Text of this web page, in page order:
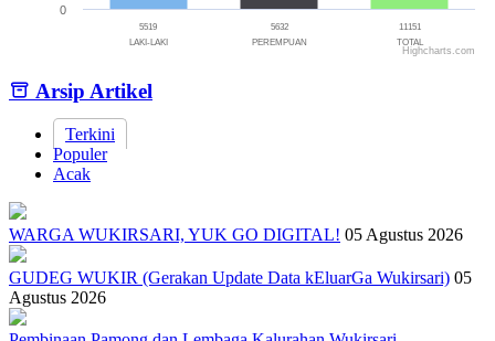
5519
LAKI-LAKI
5632
PEREMPUAN
11151
TOTAL
0
Highcharts.com
Arsip Artikel
Terkini
Populer
Acak
WARGA WUKIRSARI, YUK GO DIGITAL! 05 Agustus 2026
GUDEG WUKIR (Gerakan Update Data kEluarGa Wukirsari) 05
Agustus 2026